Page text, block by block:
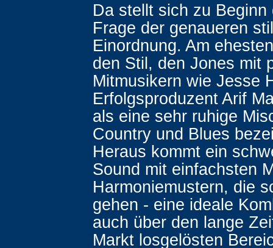
Da stellt sich zu Beginn
Frage der genaueren
Einordnung. Am
den Stil, den Jones mit
Mitmusikern wie Jesse
Erfolgsproduzent Arif
als eine sehr ruhige
Country und Blues
Heraus kommt ein
Sound mit einfachsten
Harmoniemustern, die
gehen - eine ideale
auch über den lange
Markt losgelösten